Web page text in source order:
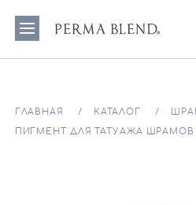
ГЛАВНАЯ КАТАЛОГ
ПИГМЕНТ ДЛЯ ТАТУАЖА ШРАМОВ